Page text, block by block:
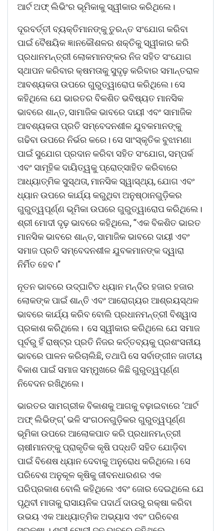
ଆର୍ଟ ଅଫ୍ ଲିଭିଂର ଭୂମିକାକୁ ସ୍ୱୀକାର କରିଥିଲେ।
ଦୂରବର୍ତ୍ତୀ ବ୍ୟକ୍ତିମାନଙ୍କୁ ତୁରନ୍ତ ସଂଯୋଗ କରିବା
ପାଇଁ ବୈଷୟିକ ଜ୍ଞାନକୌଶଳର ଶକ୍ତିକୁ ସ୍ୱୀକାର କରି
ପ୍ରଧାନମନ୍ତ୍ରୀ ଲୋକମାନଙ୍କର ନିଜ ସହିତ ସଂଯୋଗ
ସ୍ଥାପନ କରିବାର କ୍ଷମତାକୁ ସୁଦୃଢ଼ କରିବାର ସମାନ୍ତରାଳ
ଆବଶ୍ୟକତା ଉପରେ ଗୁରୁତ୍ୱାରୋପ କରିଥିଲେ। ସେ
କହିଥିଲେ ଯେ ଭାରତର ବିକଶିତ ଭବିଷ୍ୟତ ମାନସିକ
ଭାବରେ ଶାନ୍ତ, ସାମାଜିକ ଭାବରେ ଦାୟୀ ଏବଂ ସାମାଜିକ
ଆବଶ୍ୟକତା ପ୍ରତି ସମ୍ବେଦନଶୀଳ ଯୁବକମାନଙ୍କୁ
ଗଢିବା ଉପରେ ନିର୍ଭର କରେ। ସେ ସାଂସ୍କୃତିକ ବୁଝାମଣା
ପାଇଁ ସୁଯୋଗ ପ୍ରଦାନ କରିବା ସହିତ ସଂଯୋଗ, ସମ୍ପର୍କ
ଏବଂ ସାମୂହିକ ଦାୟିତ୍ୱକୁ ପ୍ରୋତ୍ସାହିତ କରିବାରେ
ଆଧ୍ୟାତ୍ମିକ ସୁସ୍ଥତା, ମାନସିକ ସ୍ୱାସ୍ଥ୍ୟ, ଯୋଗ ଏବଂ
ଧ୍ୟାନ ଉପରେ କାର୍ଯ୍ୟ କରୁଥିବା ଅନୁଷ୍ଠାନଗୁଡ଼ିକର
ଗୁରୁତ୍ୱପୂର୍ଣ୍ଣ ଭୂମିକା ଉପରେ ଗୁରୁତ୍ୱାରୋପ କରିଥିଲେ।
ଶ୍ରୀ ମୋଦୀ ଦୃଢ଼ ଭାବରେ କହିଥିଲେ, “ଏକ ବିକଶିତ ଭାରତ
ମାନସିକ ଭାବରେ ଶାନ୍ତ, ସାମାଜିକ ଭାବରେ ଦାୟୀ ଏବଂ
ସମାଜ ପ୍ରତି ସମ୍ବେଦନଶୀଳ ଯୁବକମାନଙ୍କ ଦ୍ୱାରା
ନିର୍ମିତ ହେବ।”
ନୂତନ ଭାବରେ ଉଦ୍‌ଘାଟିତ ଧ୍ୟାନ ମନ୍ଦିର ହଜାର ହଜାର
ଲୋକଙ୍କ ପାଇଁ ଶାନ୍ତି ଏବଂ ଆରୋଗ୍ୟର ଆଶ୍ରୟସ୍ଥଳ
ଭାବରେ କାର୍ଯ୍ୟ କରିବ ବୋଲି ପ୍ରଧାନମନ୍ତ୍ରୀ ବିଶ୍ୱାସ
ପ୍ରକାଶ କରିଥିଲେ। ସେ ସ୍ୱୀକାର କରିଥିଲେ ଯେ ସମାଜ
ପୂର୍ବରୁ ହିଁ ରାଷ୍ଟ୍ର ପ୍ରତି ନିଜର କର୍ତ୍ତବ୍ୟକୁ ପ୍ରଶଂସନୀୟ
ଭାବରେ ପାଳନ କରିଚାଲିଛି, ତଥାପି ସେ ସର୍ବାଙ୍ଗୀନ ଜାତୀୟ
ବିକାଶ ପାଇଁ ସମାଜ ସମ୍ମୁଖରେ କିଛି ଗୁରୁତ୍ୱପୂର୍ଣ୍ଣ
ନିବେଦନ ରଖିଥିଲେ।
ଭାରତର ସାମଗ୍ରୀକ ବିକାଶକୁ ଆଗକୁ ବଢ଼ାଇବାରେ ‘ଆର୍ଟ
ଅଫ୍ ଲିଭିଙ୍ଗ୍’ ଭଳି ସଂଗଠନଗୁଡ଼ିକର ଗୁରୁତ୍ୱପୂର୍ଣ୍ଣ
ଭୂମିକା ଉପରେ ଆଲୋକପାତ କରି ପ୍ରଧାନମନ୍ତ୍ରୀ
ଚାଷୀମାନଙ୍କୁ ପ୍ରାକୃତିକ କୃଷି ପଦ୍ଧତି ସହିତ ଯୋଡ଼ିବା
ପାଇଁ ବିଶେଷ ଧ୍ୟାନ ଦେବାକୁ ଅନୁରୋଧ କରିଥିଲେ। ସେ
ପରିବେଶ ଅନୁକୂଳ କୃଷିକୁ ଜୀବନଧାରଣର ଏକ
ପରିପ୍ରକାଶ ବୋଲି କହିଥିଲେ ଏବଂ ଜୋର ଦେଇଥିଲେ ଯେ
ପୃଥିବୀ ମାତାକୁ ରାସାୟନିକ ପଦାର୍ଥ ଦାଉରୁ ରକ୍ଷା କରିବା
ଉଭୟ ଏକ ଆଧ୍ୟାତ୍ମିକ ଅଭ୍ୟାସ ଏବଂ ପରିବେଶ